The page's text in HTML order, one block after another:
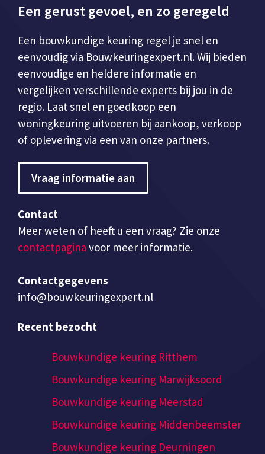
Een gerust gevoel, en zo geregeld
Een bouwkundige keuring regel je snel en
eenvoudig via Bouwkeuringexpert.nl. Wij bieden
eenvoudige en heldere informatie en
vergelijken verschillende experts bij jou in de
regio. Laat snel en goedkoop een
woningkeuring uitvoeren bij aankoop, verkoop
of oplevering via een van onze partners.
Vraag informatie aan
Contact
Meer weten of heeft u een vraag? Zie onze
contactpagina voor meer informatie.
Contactgegevens
info@bouwkeuringexpert.nl
Recent bezocht
Bouwkundige keuring Ritthem
Bouwkundige keuring Marwijksoord
Bouwkundige keuring Meerstad
Bouwkundige keuring Middenbeemster
Bouwkundige keuring Deurningen